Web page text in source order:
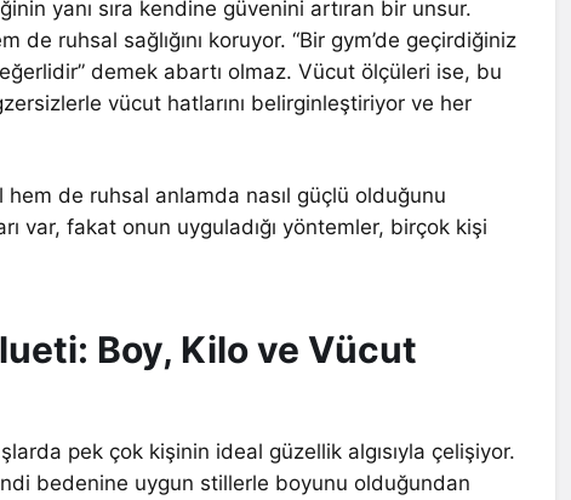
yanı sıra kendine güvenini artıran bir unsur.
ruhsal sağlığını koruyor. “Bir gym’de geçirdiğiniz
demek abartı olmaz. Vücut ölçüleri ise, bu
vücut hatlarını belirginleştiriyor ve her
hem de ruhsal anlamda nasıl güçlü olduğunu
var, fakat onun uyguladığı yöntemler, birçok kişi
Boy, Kilo ve Vücut
pek çok kişinin ideal güzellik algısıyla çelişiyor.
bedenine uygun stillerle boyunu olduğundan